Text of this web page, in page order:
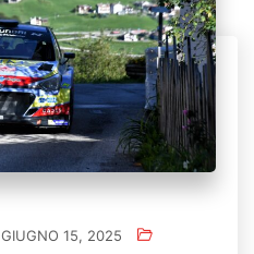
GIUGNO 15, 2025